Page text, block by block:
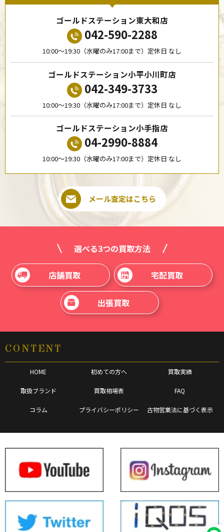
ゴールドステーション東大和店
042-590-2288
10:00〜19:30（水曜のみ17:00まで）定休日 なし
ゴールドステーション小平小川町店
042-349-3733
10:00〜19:30（水曜のみ17:00まで）定休日 なし
ゴールドステーション小手指店
04-2990-8884
10:00〜19:30（水曜のみ17:00まで）定休日 なし
メール査定はこちら
選べる3つの買取方法
店舗買取 宅配買取
出張買取
CONTENT
HOME 初めての方へ 買取実績
取扱ブランド 買取相場表 FAQ
コラム プライバシーポリシー 古物営業法に基づく表示